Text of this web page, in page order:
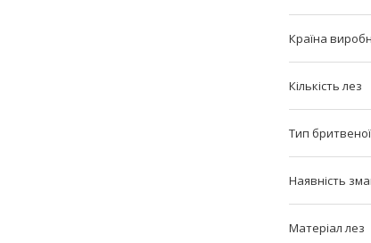
Країна
Кількість лез
Тип
Наявність
Матеріал лез